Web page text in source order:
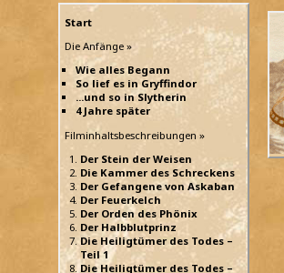
Start
Die Anfänge »
Wie alles Begann
So lief es in Gryffindor
...und so in Slytherin
4 Jahre später
Filminhaltsbeschreibungen »
Der Stein der Weisen
Die Kammer des Schreckens
Der Gefangene von Askaban
Der Feuerkelch
Der Orden des Phönix
Der Halbblutprinz
Die Heiligtümer des Todes –
Teil 1
Die Heiligtümer des Todes –